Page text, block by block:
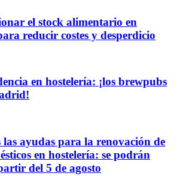
el stock alimentario en
reducir costes y desperdicio
en hostelería: ¡los brewpubs
las ayudas para la renovación de
en hostelería: se podrán
del 5 de agosto